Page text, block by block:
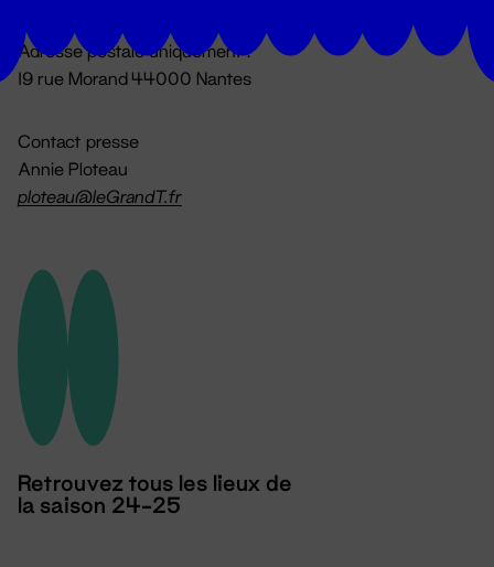
Adresse postale uniquement :
19 rue Morand 44000 Nantes
Contact presse
Annie Ploteau
ploteau@leGrandT.fr
Retrouvez tous les lieux de
la saison 24-25